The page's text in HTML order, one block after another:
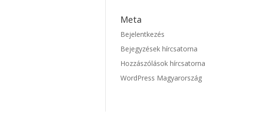
Meta
Bejelentkezés
Bejegyzések hírcsatorna
Hozzászólások hírcsatorna
WordPress Magyarország